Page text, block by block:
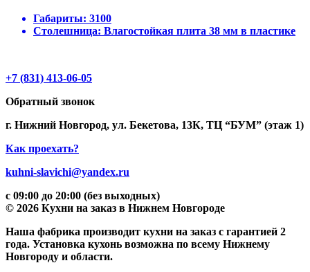
Габариты: 3100
Столешница: Влагостойкая плита 38 мм в пластике
+7 (831) 413-06-05
Обратный звонок
г. Нижний Новгород, ул. Бекетова, 13К, ТЦ “БУМ” (этаж 1)
Как проехать?
kuhni-slavichi@yandex.ru
с 09:00 до 20:00 (без выходных)
© 2026 Кухни на заказ в Нижнем Новгороде
Наша фабрика производит кухни на заказ c гарантией 2
года. Установка кухонь возможна по всему Нижнему
Новгороду и области.